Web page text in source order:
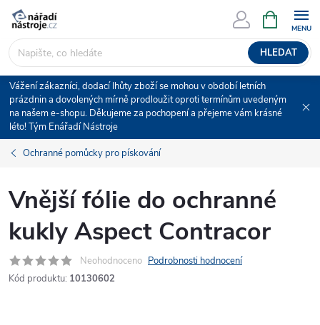
Přejít
obsah
HLEDAT
NÁKUPNÍ
KOŠÍK
Vážení zákazníci, dodací lhůty zboží se mohou v období letních
prázdnin a dovolených mírně prodloužit oproti termínům uvedeným
na našem e-shopu. Děkujeme za pochopení a přejeme vám krásné
léto! Tým Enářadí Nástroje
Ochranné pomůcky pro pískování
Vnější fólie do ochranné
kukly Aspect Contracor
Neohodnoceno Podrobnosti hodnocení
Kód produktu: 10130602